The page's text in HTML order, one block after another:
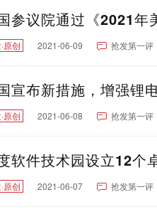
参议院通过《2021
原创 2021-06-09 抢发第一评
宣布新措施，增强锂
原创 2021-06-08 抢发第一评
软件技术园设立12个
原创 2021-06-07 抢发第一评